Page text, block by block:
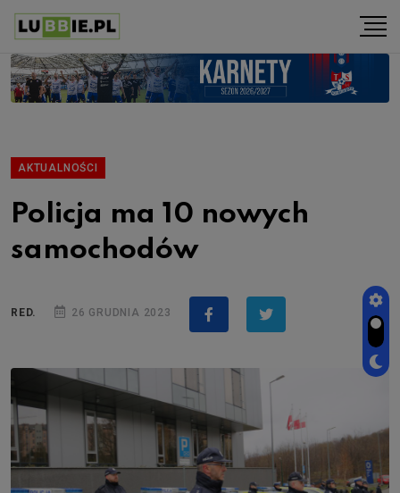
AKTUALNOŚCI
Policja ma 10 nowych
samochodów
RED. 26 GRUDNIA 2023